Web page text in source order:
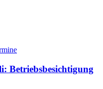
Betriebsbesichtigung